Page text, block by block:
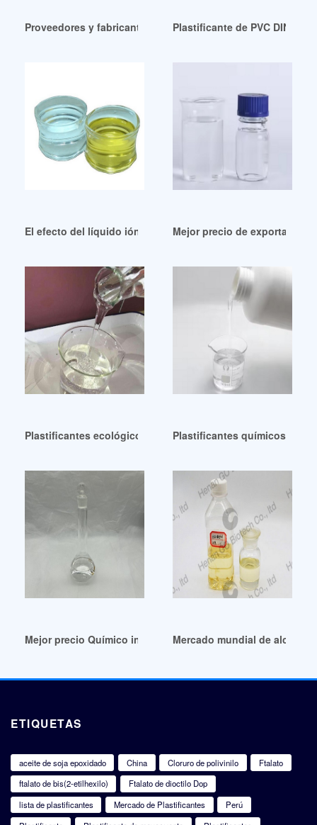
Proveedores y fabricantes de atbc ecológicos y ecológicos
Plastificante de PVC DINP/
El efecto del líquido iónico reactivo o plastificante Irán
Mejor precio de exportación
Plastificantes ecológicos de base biológica, ecológicos y
Plastificantes químicos
Mejor precio Químico industrial: Plastificante DOTP
Mercado mundial de alcohol
ETIQUETAS
aceite de soja epoxidado China Cloruro de polivinilo
Ftalato
ftalato de bis(2-etilhexilo)
Ftalato de dioctilo Dop
lista de plastificantes
Mercado de Plastificantes
Perú